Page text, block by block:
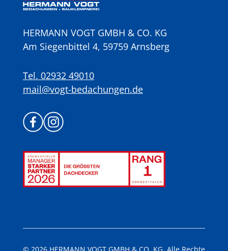
HERMANN VOGT GMBH & CO. KG
Am Siegenbittel 4, 59759 Arnsberg
Tel. 02932 49010
mail@vogt-bedachungen.de